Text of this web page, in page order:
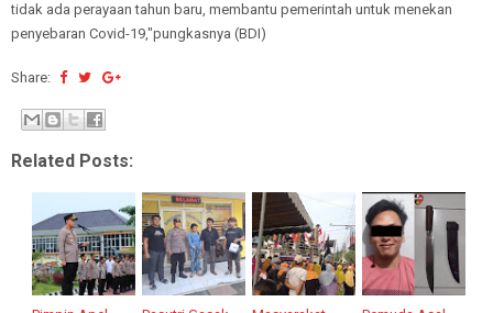
tidak ada perayaan tahun baru, membantu pemerintah untuk menekan
penyebaran Covid-19,"pungkasnya (BDI)
Share:
Related Posts: